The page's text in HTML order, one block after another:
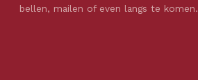
bellen, mailen of even langs te komen.